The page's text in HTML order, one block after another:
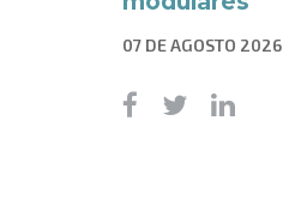
07 DE AGOSTO 2026